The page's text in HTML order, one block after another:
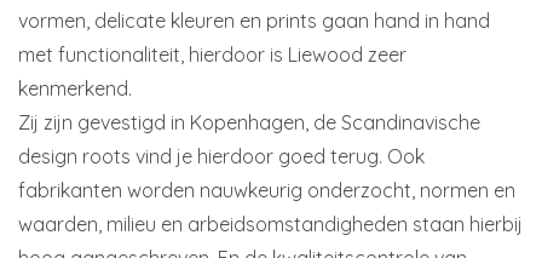
vormen, delicate kleuren en prints gaan hand in hand
met functionaliteit, hierdoor is Liewood zeer
kenmerkend.
Zij zijn gevestigd in Kopenhagen, de Scandinavische
design roots vind je hierdoor goed terug. Ook
fabrikanten worden nauwkeurig onderzocht, normen en
waarden, milieu en arbeidsomstandigheden staan hierbij